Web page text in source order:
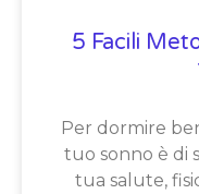
5 Facili
Per dormire
tuo sonno è di
tua salute,